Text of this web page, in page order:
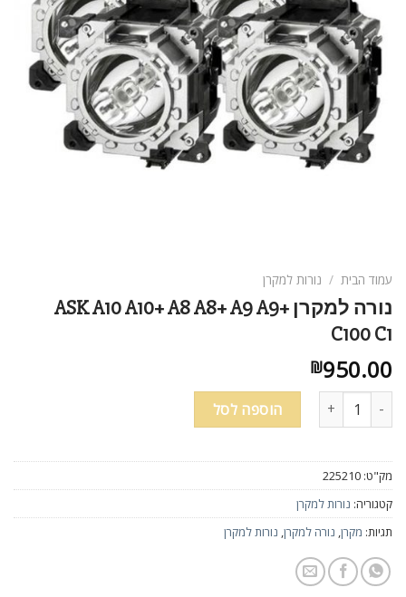
עמוד הבית / נורות למקרן
נורה למקרן ASK A10 A10+ A8 A8+ A9 A9+
C100 C1
₪950.00
כמות של נורה למקרן ASK A10 A10+ A8 A8+ A9 A9+ C100 C1 הוספה לסל
מק"ט: 225210
קטגוריה: נורות למקרן
תגיות: מקרן, נורה למקרן, נורות למקרן